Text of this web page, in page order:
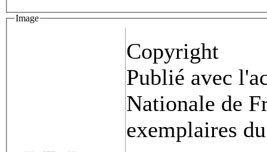
Image
Copyright
Publié avec
Nationale de
exemplaires